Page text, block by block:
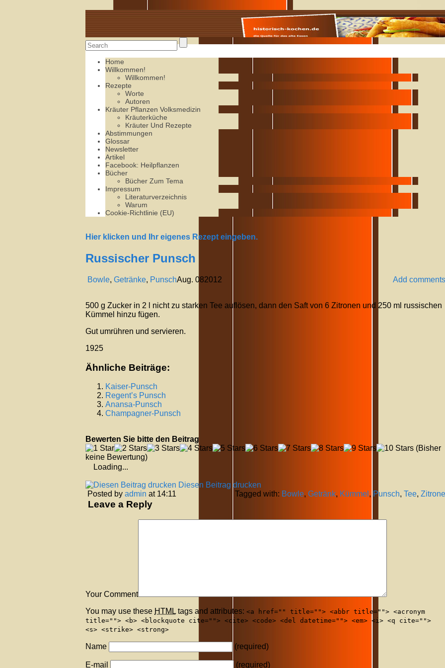
Alte Rezepte online
Home
Willkommen!
Willkommen!
Rezepte
Worte
Autoren
Kräuter Pflanzen Volksmedizin
Kräuterküche
Kräuter Und Rezepte
Abstimmungen
Glossar
Newsletter
Artikel
Facebook: Heilpflanzen
Bücher
Bücher Zum Tema
Impressum
Literaturverzeichnis
Warum
Cookie-Richtlinie (EU)
Hier klicken und Ihr eigenes Rezept eingeben.
Russischer Punsch
Bowle, Getränke, Punsch Add comments
Aug. 082012
500 g Zucker in 2 l nicht zu starken Tee auflösen, dann den Saft von 6 Zitronen und 250 ml russischen
Kümmel hinzu fügen.
Gut umrühren und servieren.
1925
Ähnliche Beiträge:
Kaiser-Punsch
Regent’s Punsch
Anansa-Punsch
Champagner-Punsch
Bewerten Sie bitte den Beitrag
(Bisher
keine Bewertung)
Loading...
Diesen Beitrag drucken
Posted by admin at 14:11 Tagged with: Bowle, Getränk, Kümmel , Punsch, Tee, Zitrone
Leave a Reply
Your Comment
You may use these HTML tags and attributes: <a href="" title=""> <abbr title=""> <acronym
title=""> <b> <blockquote cite=""> <cite> <code> <del datetime=""> <em> <i> <q cite="">
<s> <strike> <strong>
Name (required)
E-mail (required)